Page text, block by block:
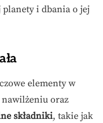
i dbania o jej
elementy w
oraz
składniki, takie jak